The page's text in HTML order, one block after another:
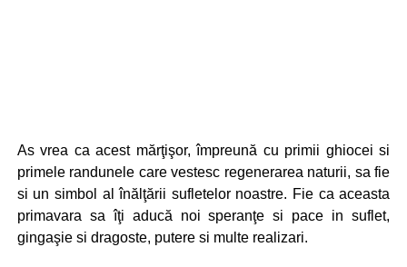
As vrea ca acest mărţişor, împreună cu primii ghiocei si
primele randunele care vestesc regenerarea naturii, sa fie
si un simbol al înălţării sufletelor noastre. Fie ca aceasta
primavara sa îţi aducă noi speranţe si pace in suflet,
gingaşie si dragoste, putere si multe realizari.